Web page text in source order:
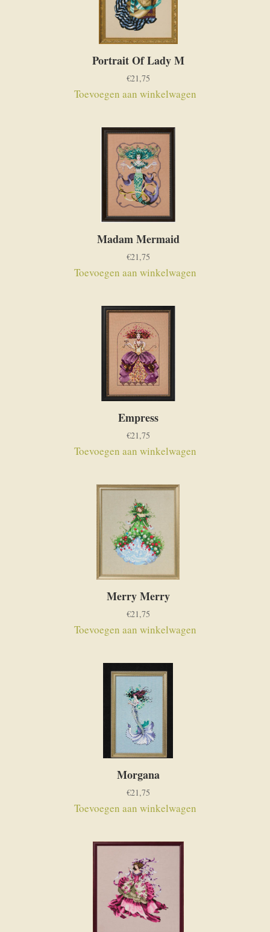
Portrait Of Lady M
€21,75
Toevoegen aan winkelwagen
Madam Mermaid
€21,75
Toevoegen aan winkelwagen
Empress
€21,75
Toevoegen aan winkelwagen
Merry Merry
€21,75
Toevoegen aan winkelwagen
Morgana
€21,75
Toevoegen aan winkelwagen